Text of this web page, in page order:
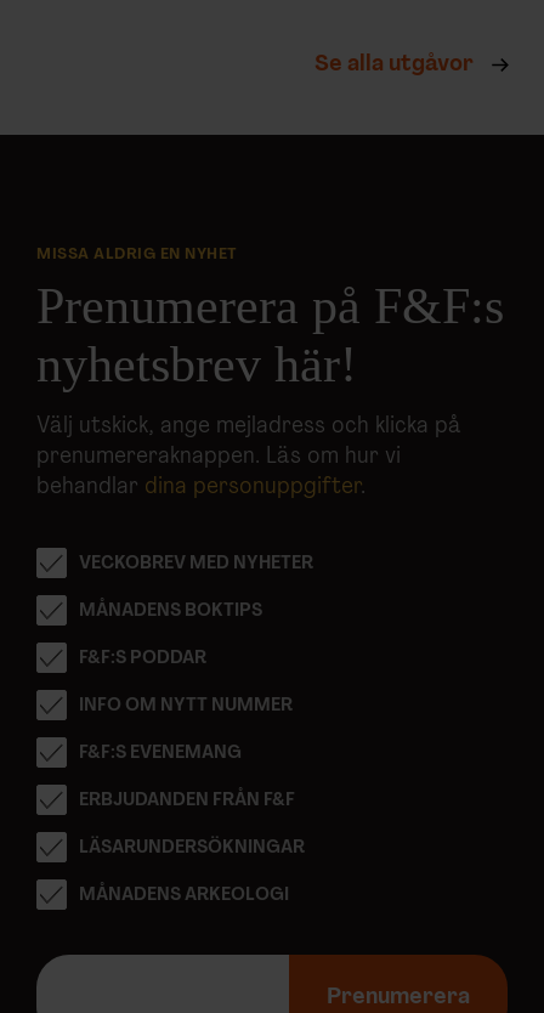
Se alla utgåvor
MISSA ALDRIG EN NYHET
Prenumerera på F&F:s
nyhetsbrev här!
Välj utskick, ange mejladress och klicka på
prenumereraknappen. Läs om hur vi
behandlar dina personuppgifter.
VECKOBREV MED NYHETER
MÅNADENS BOKTIPS
F&F:S PODDAR
INFO OM NYTT NUMMER
F&F:S EVENEMANG
ERBJUDANDEN FRÅN F&F
LÄSARUNDERSÖKNINGAR
MÅNADENS ARKEOLOGI
E
Prenumerera